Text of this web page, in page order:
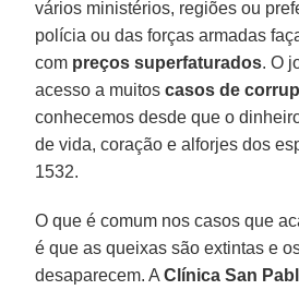
vários ministérios, regiões ou
polícia ou das forças armadas
com preços superfaturados. O
acesso a muitoscasos de
conhecemos desde que o
de vida, coração e alforjes dos
1532.
O que é comum nos casos que
é que as queixas são extintas e
desaparecem. AClínica San